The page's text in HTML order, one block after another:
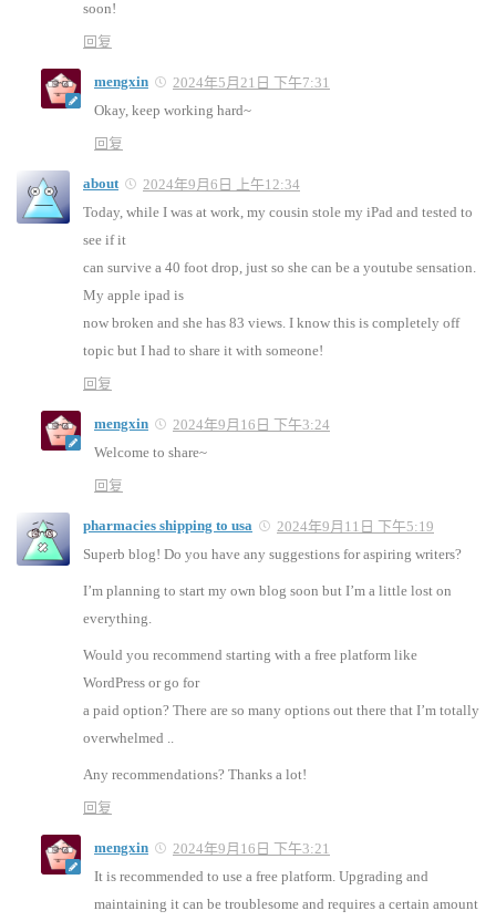
soon!
回复
mengxin
2024年5月21日 下午7:31
Okay, keep working hard~
回复
about
2024年9月6日 上午12:34
Today, while I was at work, my cousin stole my iPad and tested to
see if it
can survive a 40 foot drop, just so she can be a youtube sensation.
My apple ipad is
now broken and she has 83 views. I know this is completely off
topic but I had to share it with someone!
回复
mengxin
2024年9月16日 下午3:24
Welcome to share~
回复
pharmacies shipping to usa
2024年9月11日 下午5:19
Superb blog! Do you have any suggestions for aspiring writers?
I’m planning to start my own blog soon but I’m a little lost on
everything.
Would you recommend starting with a free platform like
WordPress or go for
a paid option? There are so many options out there that I’m totally
overwhelmed ..
Any recommendations? Thanks a lot!
回复
mengxin
2024年9月16日 下午3:21
It is recommended to use a free platform. Upgrading and
maintaining it can be troublesome and requires a certain amount